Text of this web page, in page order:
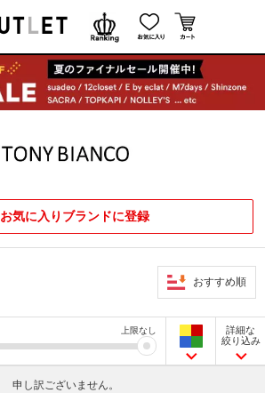
お気に入りブランドに登録
おすすめ順
上限なし
詳細な
絞り込み
申し訳ございません。